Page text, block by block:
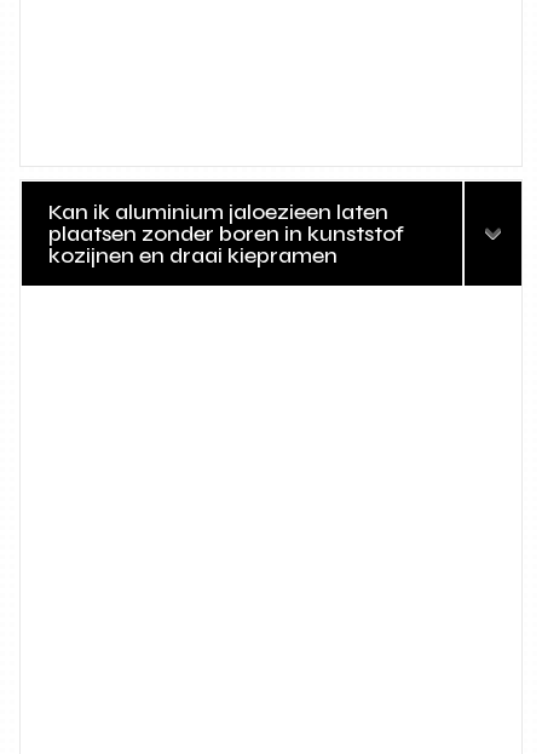
Kan ik aluminium jaloezieen laten
plaatsen zonder boren in kunststof
kozijnen en draai kiepramen